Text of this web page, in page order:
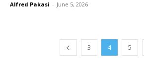
Alfred Pakasi - June 5, 2026
3 4 5